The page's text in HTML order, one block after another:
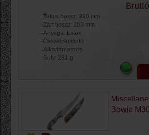
-Teljes hossz: 330 mm
-Zárt hossz: 203 mm
-Anyaga: Latex
-Összecsukható
-Alkartámaszos
-Súly: 281 g
Bowie